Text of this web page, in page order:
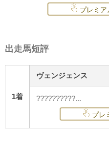
プレミア
出走馬短評
1着
ヴェンジェンス
??????????...
プレ